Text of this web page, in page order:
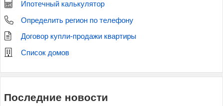
Ипотечный калькулятор
Определить регион по телефону
Договор купли-продажи квартиры
Список домов
Последние новости